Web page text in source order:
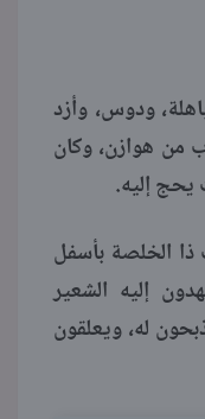
ودوس، وأزد
من هوازن، وكان
يحج إليه.
الخلصة بأسفل
إليه الشعير
له، ويعلقون